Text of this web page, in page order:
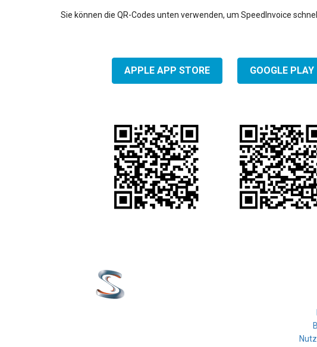
Sie können die QR-Codes unten verwenden, um SpeedInvoice
APPLE APP STORE GOOGLE PLAY